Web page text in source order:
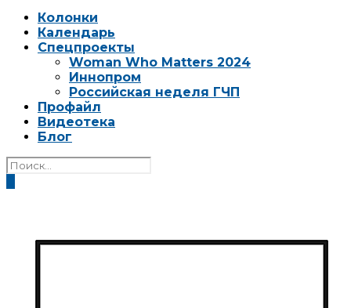
Колонки
Календарь
Спецпроекты
Woman Who Matters 2024
Иннопром
Российская неделя ГЧП
Профайл
Видеотека
Блог